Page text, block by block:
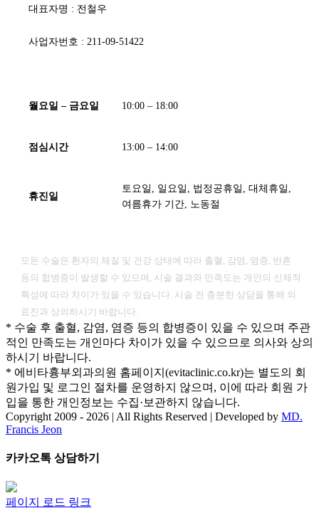
대표자명 : 전철우
사업자번호 : 211-09-51422
월요일 – 금요일 10:00 – 18:00
점심시간 13:00 – 14:00
휴진일
토요일, 일요일, 법정공휴일, 대체휴일,
여름휴가 기간, 노동절
모든 수술은 환자의 체질 및 건강 상태에 따라 출혈, 감염, 염증, 반흔
등의 합병증이 발생할 수 있으며, 시술 결과와 만족도는 개인의 신체적
특성에 따라 차이가 있을 수 있습니다. 시술 전 충분한 상담을 통해 의
료진과 상의하시기 바랍니다.
* 수술 후 출혈, 감염, 염증 등의 합병증이 있을 수 있으며 주관
적인 만족도는 개인마다 차이가 있을 수 있으므로 의사와 상의
하시기 바랍니다.
* 에비타흉부외과의원 홈페이지(evitaclinic.co.kr)는 별도의 회
원가입 및 로그인 절차를 운영하지 않으며, 이에 따라 회원 가
입을 통한 개인정보는 수집·보관하지 않습니다.
Copyright 2009 - 2026 | All Rights Reserved | Developed by MD.
Francis Jeon
Toggle
Bar
Area
카카오톡 상담하기
페이지 로드 링크